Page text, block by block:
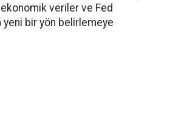
veriler ve Fed
yeni bir yön belirlemeye